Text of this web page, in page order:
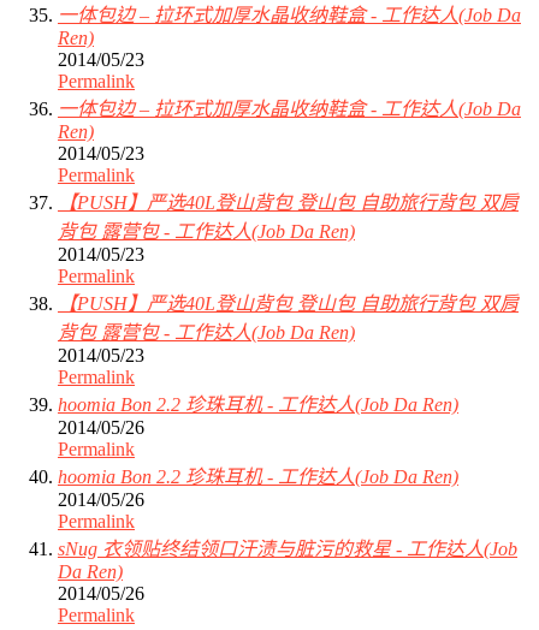
一体包边 – 拉环式加厚水晶收纳鞋盒 - 工作达人(Job Da
Ren)
2014/05/23
Permalink
一体包边 – 拉环式加厚水晶收纳鞋盒 - 工作达人(Job Da
Ren)
2014/05/23
Permalink
【PUSH】严选40L登山背包 登山包 自助旅行背包 双肩
背包 露营包 - 工作达人(Job Da Ren)
2014/05/23
Permalink
【PUSH】严选40L登山背包 登山包 自助旅行背包 双肩
背包 露营包 - 工作达人(Job Da Ren)
2014/05/23
Permalink
hoomia Bon 2.2 珍珠耳机 - 工作达人(Job Da Ren)
2014/05/26
Permalink
hoomia Bon 2.2 珍珠耳机 - 工作达人(Job Da Ren)
2014/05/26
Permalink
sNug 衣领贴终结领口汗渍与脏污的救星 - 工作达人(Job
Da Ren)
2014/05/26
Permalink